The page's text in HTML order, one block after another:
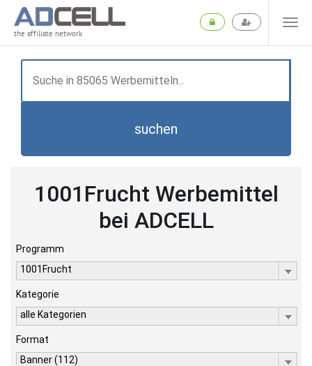
the affiliate network
suchen
1001Frucht Werbemittel
bei ADCELL
Programm
1001Frucht
Kategorie
alle Kategorien
Format
Banner (112)